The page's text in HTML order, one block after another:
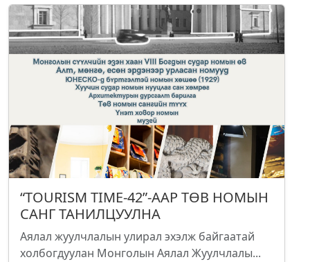
“TOURISM TIME-42”-ААР ТӨВ НОМЫН
САНГ ТАНИЛЦУУЛНА
Аялал жуулчлалын улирал эхэлж байгаатай
холбогдуулан Монголын Аялал Жуулчлалы...